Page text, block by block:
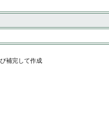
補完して作成